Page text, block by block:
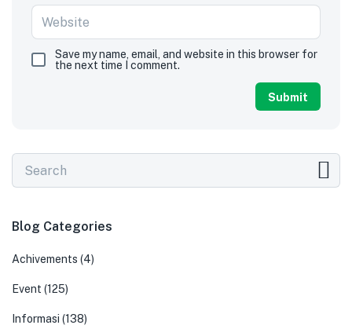
Save my name, email, and website in this browser for
the next time I comment.
Blog Categories
Achivements (4)
Event (125)
Informasi (138)